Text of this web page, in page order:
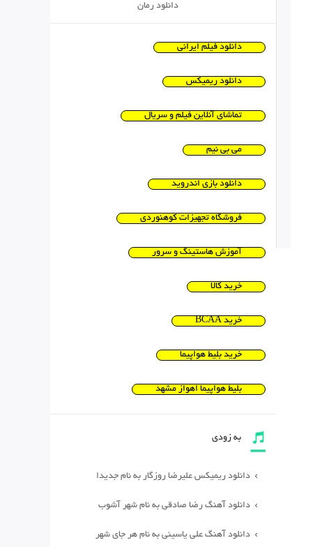
دانلود رمان
دانلود فیلم ایرانی
دانلود ریمیکس
تماشای آنلاین فیلم و سریال
می بی نیم
دانلود بازی اندروید
فروشگاه تجهیزات کوهنوردی
آموزش هاستینگ و سرور
خرید کالا
خرید BCAA
خرید بلیط هواپیما
بلیط هواپیما اهواز مشهد
به زودی
دانلود ریمیکس علیرضا روزگار به نام جدیدا
دانلود آهنگ رضا صادقی به نام شهر آشوب
دانلود آهنگ علی یاسینی به نام هر جای شهر